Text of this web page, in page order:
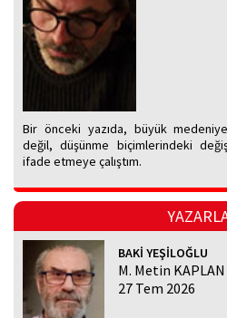
Bir önceki yazıda, büyük
değil, düşünme biçimlerindeki
ifade etmeye çalıştım.
BAKİ YEŞİLOĞLU
M. Metin KAPLAN
27 Tem 2026